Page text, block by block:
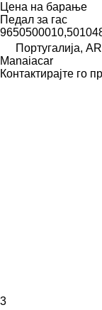
Цена на барање
Педал за гас
Португалија,
Manaiacar
Контактирајте го
3